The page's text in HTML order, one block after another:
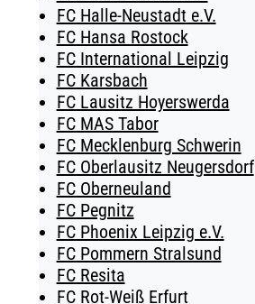
FC Halle-Neustadt e.V.
FC Hansa Rostock
FC International Leipzig
FC Karsbach
FC Lausitz Hoyerswerda
FC MAS Tabor
FC Mecklenburg Schwerin
FC Oberlausitz Neugersdorf
FC Oberneuland
FC Pegnitz
FC Phoenix Leipzig e.V.
FC Pommern Stralsund
FC Resita
FC Rot-Weiß Erfurt